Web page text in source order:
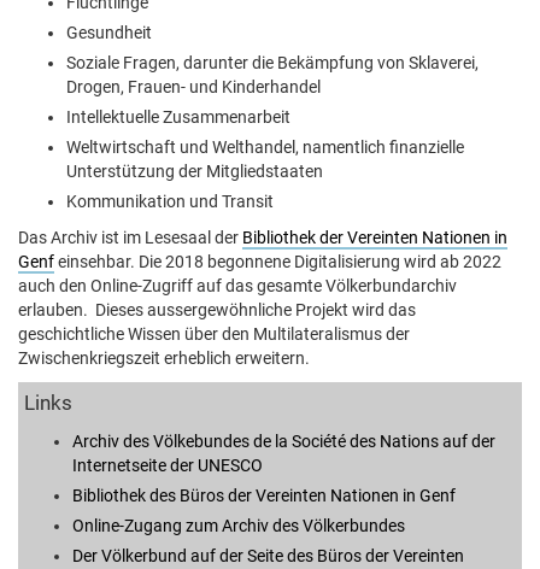
Gesundheit
Soziale Fragen, darunter die Bekämpfung von Sklaverei,
Drogen, Frauen- und Kinderhandel
Intellektuelle Zusammenarbeit
Weltwirtschaft und Welthandel, namentlich finanzielle
Unterstützung der Mitgliedstaaten
Kommunikation und Transit
Das Archiv ist im Lesesaal der Bibliothek der Vereinten Nationen in
Genfeinsehbar. Die 2018 begonnene Digitalisierung wird ab 2022
auch den Online-Zugriff auf das gesamte Völkerbundarchiv
erlauben. Dieses aussergewöhnliche Projekt wird das
geschichtliche Wissen über den Multilateralismus der
Zwischenkriegszeit erheblich erweitern.
Links
Archiv des Völkebundes de la Société des Nations auf der
Internetseite der UNESCO
Bibliothek des Büros der Vereinten Nationen in Genf
Online-Zugang zum Archiv des Völkerbundes
Der Völkerbund auf der Seite des Büros der Vereinten